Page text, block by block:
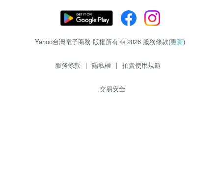
Yahoo台灣電子商務 版權所有 © 2026 服務條款(更新)
服務條款 | 隱私權 | 拍賣使用規範
交易安全